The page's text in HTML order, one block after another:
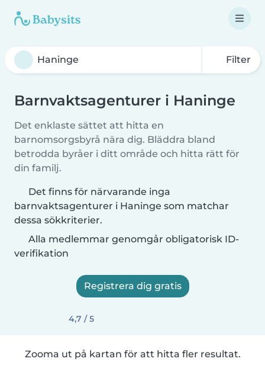
Filter
Barnvaktsagenturer i Haninge
Det enklaste sättet att hitta en
barnomsorgsbyrå nära dig. Bläddra bland
betrodda byråer i ditt område och hitta rätt för
din familj.
Det finns för närvarande inga
barnvaktsagenturer i Haninge som matchar
dessa sökkriterier.
Alla medlemmar genomgår obligatorisk ID-
verifikation
Registrera dig gratis
4,7 / 5
Zooma ut på kartan för att hitta fler resultat.